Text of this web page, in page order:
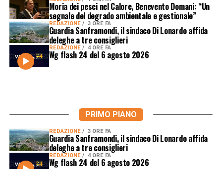
Moria dei pesci nel Calore, Benevento Domani: “Un
segnale del degrado ambientale e gestionale”
REDAZIONE 3 ORE FA
Guardia Sanframondi, il sindaco Di Lonardo affida
deleghe a tre consiglieri
REDAZIONE 4 ORE FA
Wg flash 24 del 6 agosto 2026
PRIMO PIANO
REDAZIONE 3 ORE FA
Guardia Sanframondi, il sindaco Di Lonardo affida
deleghe a tre consiglieri
REDAZIONE 4 ORE FA
Wg flash 24 del 6 agosto 2026